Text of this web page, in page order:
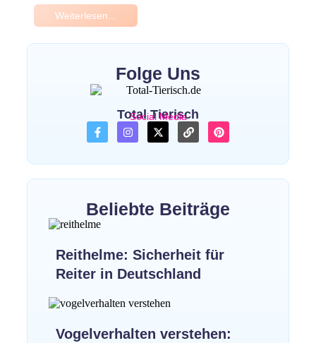
Weiterlesen...
Folge Uns
Total Tierisch
Social Media
Beliebte Beiträge
Reithelme: Sicherheit für
Reiter in Deutschland
Vogelverhalten verstehen: